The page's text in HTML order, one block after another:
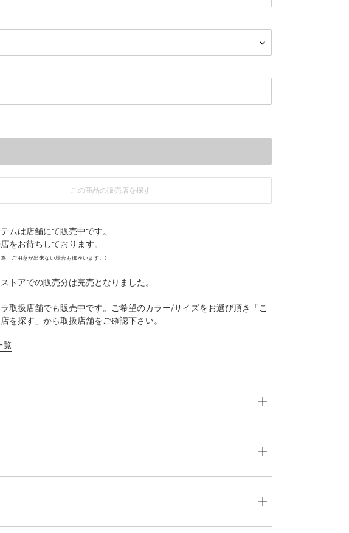
この商品の販売店を探す
ムは店舗にて販売中です。
をお待ちしております。
、ご用意が出来ない場合も御座います。)
トアでの販売分は完売となりました。
取扱店舗でも販売中です。ご希望のカラー/サイズをお選び頂き「こ
を探す」から取扱店舗をご確認下さい。
覧